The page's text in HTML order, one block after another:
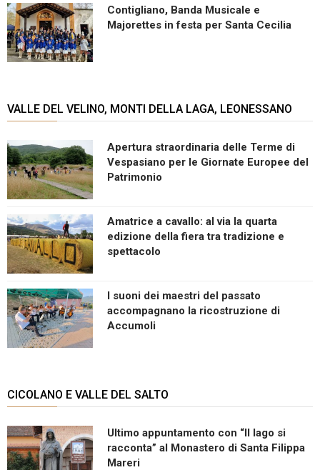
Contigliano, Banda Musicale e
Majorettes in festa per Santa Cecilia
VALLE DEL VELINO, MONTI DELLA LAGA, LEONESSANO
Apertura straordinaria delle Terme di
Vespasiano per le Giornate Europee del
Patrimonio
Amatrice a cavallo: al via la quarta
edizione della fiera tra tradizione e
spettacolo
I suoni dei maestri del passato
accompagnano la ricostruzione di
Accumoli
CICOLANO E VALLE DEL SALTO
Ultimo appuntamento con “Il lago si
racconta” al Monastero di Santa Filippa
Mareri